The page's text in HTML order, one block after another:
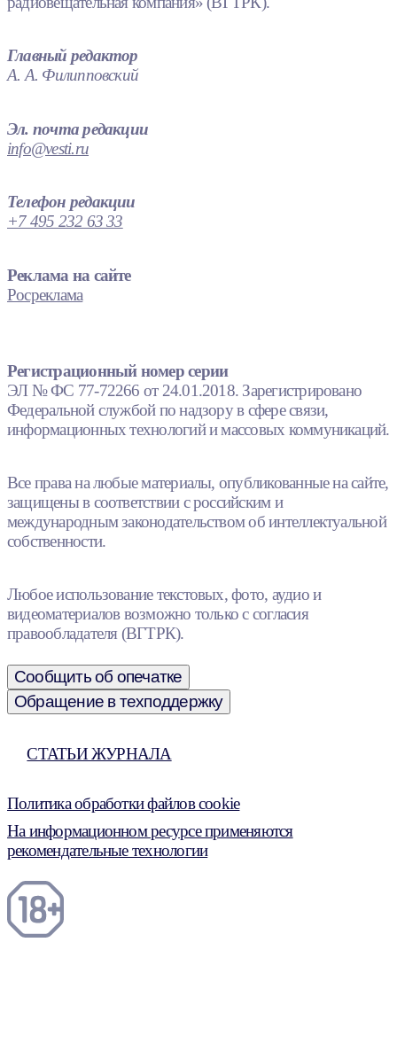
Главный редактор
А. А. Филипповский
Эл. почта редакции
info@vesti.ru
Телефон редакции
+7 495 232 63 33
Реклама на сайте
Росреклама
Регистрационный номер серии
ЭЛ № ФС 77-72266 от 24.01.2018. Зарегистрировано
Федеральной службой по надзору в сфере связи,
информационных технологий и массовых коммуникаций.
Все права на любые материалы, опубликованные на сайте,
защищены в соответствии с российским и
международным законодательством об интеллектуальной
собственности.
Любое использование текстовых, фото, аудио и
видеоматериалов возможно только с согласия
правообладателя (ВГТРК).
Сообщить об опечатке
Обращение в техподдержку
СТАТЬИ ЖУРНАЛА
Политика обработки файлов cookie
На информационном ресурсе применяются
рекомендательные технологии